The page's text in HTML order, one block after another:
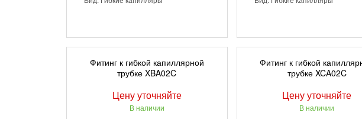
ПОДРОБНЕЕ ПОДРОБНЕЕ
Фитинг к гибкой капиллярной
трубке XBA02C
Цену уточняйте
В наличии
Фитинг к гибкой
трубке XCA02C
Цену уточняйте
В наличии